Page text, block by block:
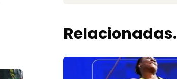
Relacionadas.